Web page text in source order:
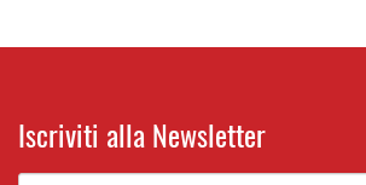
Iscriviti alla Newsletter